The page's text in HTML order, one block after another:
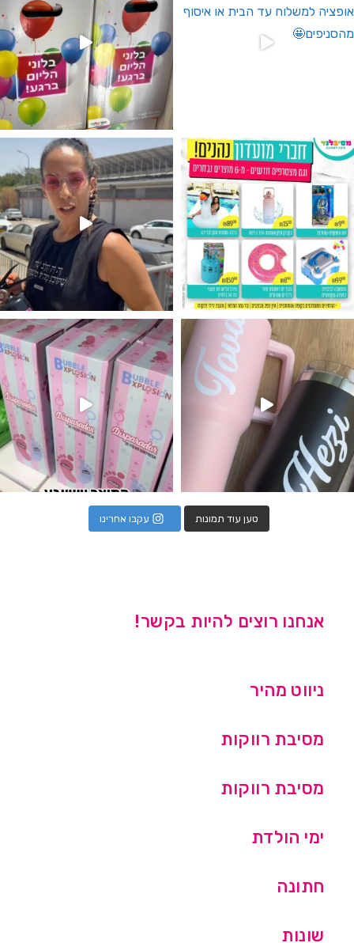
מין העובר רק במסיבלנד !! קיים
מטף לגילוי מין העובר חזר למלא
טען עוד תמונות עקבו אחרינו
אנחנו רוצים להיות בקשר!
ניווט מהיר
מסיבת רווקות
מסיבת רווקות
ימי הולדת
חתונה
שונות